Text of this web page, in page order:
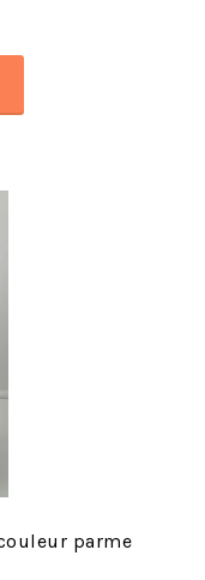
parme